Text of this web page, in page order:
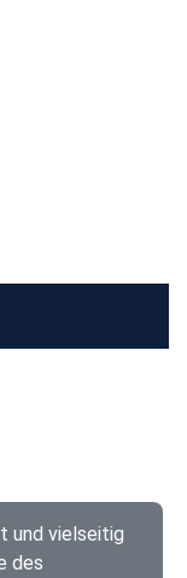
und vielseitig
des